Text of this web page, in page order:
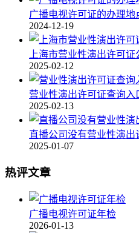
广播电视许可证的办理地
2024-12-19
上海市营业性演出许可证
2025-02-12
营业性演出许可证查询入
2025-02-13
直播公司没有营业性演出
2025-01-07
热评文章
广播电视许可证年检
2026-01-13